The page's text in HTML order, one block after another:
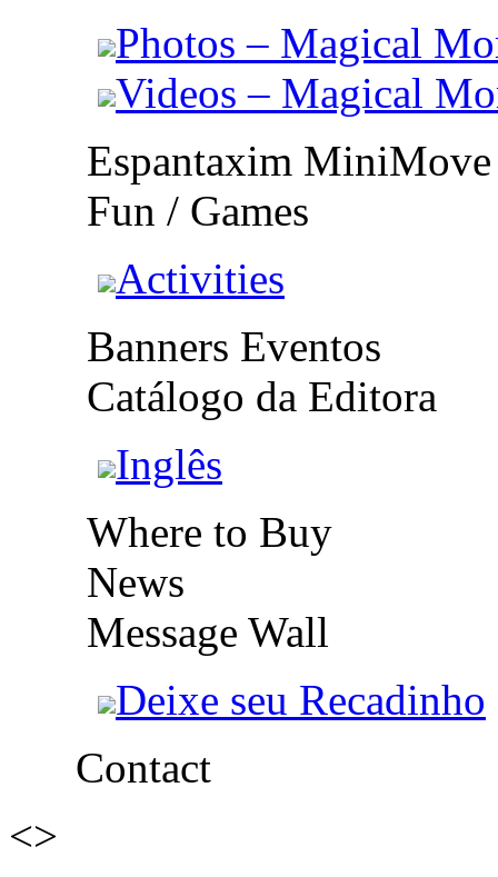
Photos – Magical
Videos – Magical
Espantaxim MiniMove
Fun / Games
Activities
Banners Eventos
Catálogo da Editora
Inglês
Where to Buy
News
Message Wall
Deixe seu Recadinho
Contact
<>